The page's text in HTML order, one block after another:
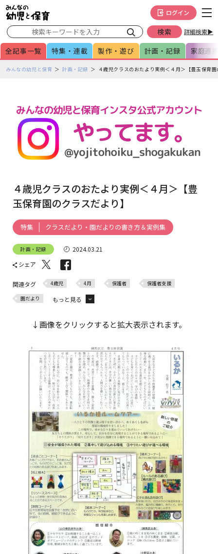
詳細検索▶
ログイン
全記事一覧 特集・連載 製作・遊び 計画・記録 家庭連
ペみんなの幼児と保育 計画・記録 ４歳児クラスのおたより実例＜４月＞【豊玉保育
４歳児クラスのおたより実例＜４月＞【豊
玉保育園のクラスだより】
特集 クラスだより・園だよりの書き方＆実例集
計画・記録
2024.03.21
シェア
関連タグ 4歳児 4月 保護者 保護者支援
園だより もっと見る
↓画像をクリックすると拡大表示されます。